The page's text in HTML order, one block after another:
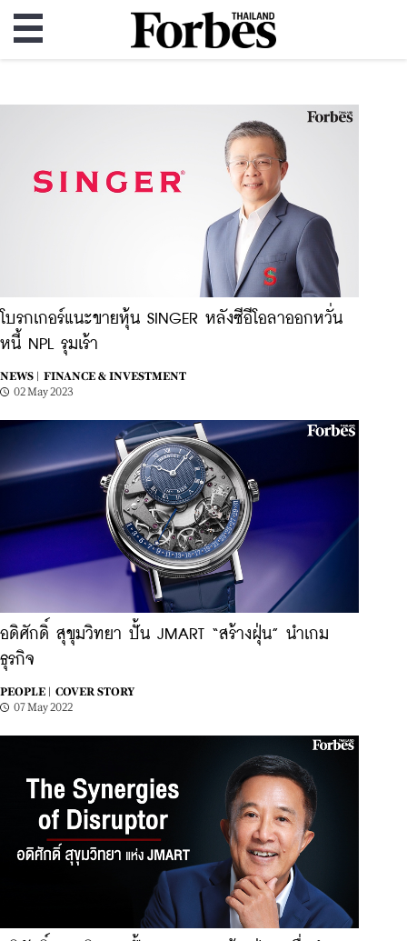
โบรกเกอร์แนะขายหุ้น SINGER หลังซีอีโอลาออกหวั่น
หนี้ NPL รุมเร้า
NEWS |
FINANCE & INVESTMENT
02 May 2023
อดิศักดิ์ สุขุมวิทยา ปั้น JMART “สร้างฝุ่น” นำเกม
ธุรกิจ
PEOPLE |
COVER STORY
07 May 2022